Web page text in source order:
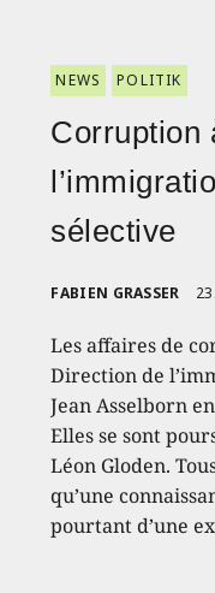
NEWS POLITIK
Corruption
sélective
FABIEN GRASSER
Les affaires de
Direction de
Jean Asselborn
Elles se sont
Léon Gloden.
qu’une
pourtant d’une